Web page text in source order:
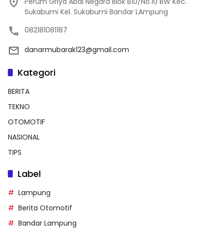
Sukabumi Kel. Sukabumi Bandar LAmpung
082181081187
danarmubarak123@gmail.com
Kategori
BERITA
TEKNO
OTOMOTIF
NASIONAL
TIPS
Label
Lampung
Berita Otomotif
Bandar Lampung